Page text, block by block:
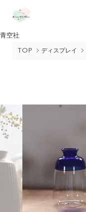
青空社
TOP ディスプレイ